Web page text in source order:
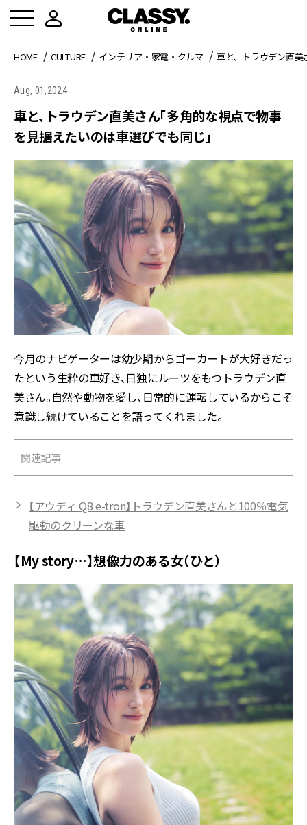
HOME CULTURE インテリア・家電・クルマ 車と、トラウデン直
Aug, 01,2024
車と、トラウデン直美さん「多角的な視点で物事
を見据えたいのは車選びでも同じ」
今月のナビゲーターは幼少期からゴーカートが大好きだっ
たという生粋の車好き、日独にルーツをもつトラウデン直
美さん。自然や動物を愛し、日常的に運転しているからこそ
意識し続けていることを語ってくれました。
関連記事
【アウディ Q8 e-tron】トラウデン直美さんと100％電気
駆動のクリーンな車
【My story…】想像力のある女（ひと）